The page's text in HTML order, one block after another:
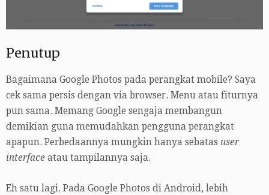
Penutup
Bagaimana Google Photos pada perangkat mobile? Saya
cek sama persis dengan via browser. Menu atau fiturnya
pun sama. Memang Google sengaja membangun
demikian guna memudahkan pengguna perangkat
apapun. Perbedaannya mungkin hanya sebatas user
interface atau tampilannya saja.
Eh satu lagi. Pada Google Photos di Android, lebih